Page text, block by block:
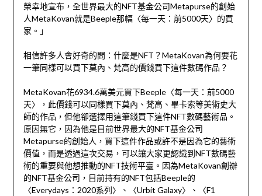
榮幸地宣布，全世界最大的NFT基金公司Metapurse的創始
人MetaKovan就是Beeple那幅〈每一天：前5000天〉的買
家。」
相信許多人會好奇的問：什麼是NFT？MetaKovan為何要花
一筆同樣可以買下莫內、梵高的價錢買下這件數碼作品？
MetaKovan花6934.6萬美元買下Beeple〈每一天：前5000
天〉，此價錢可以同樣買下莫內、梵高、畢卡索等美術史大
師的作品，但他卻選擇用這筆錢買下這件NFT數碼藝術品。
原因無它，因為他是目前世界最大的NFT基金公司
Metapurse的創始人，買下這件作品或許不是因為它的藝術
價值，而是透過這次交易，可以讓大家更認識到NFT數碼藝
術的重要與他想推動的NFT技術平臺。因為MetaKovan創辦
的NFT基金公司，目前持有的NFT包括Beeple的
〈Everydays：2020系列〉、〈Urbit Galaxy〉、〈F1